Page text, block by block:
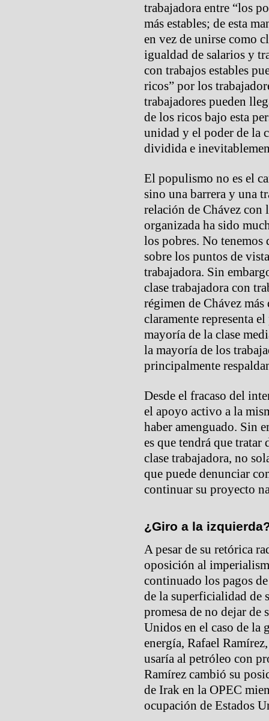
trabajadora entre “los
más estables; de esta
en vez de unirse como
igualdad de salarios y
con trabajos estables
ricos” por los
trabajadores pueden
de los ricos bajo esta
unidad y el poder de la
dividida e
El populismo no es el
sino una barrera y una
relación de Chávez con
organizada ha sido
los pobres. No
sobre los puntos de
trabajadora. Sin
clase trabajadora con
régimen de Chávez
claramente representa
mayoría de la clase
la mayoría de los
principalmente
Desde el fracaso del
el apoyo activo a la
haber amenguado. Sin
es que tendrá que
clase trabajadora, no
que puede denunciar
continuar su proyecto
¿Giro a la
A pesar de su retórica
oposición al
continuado los pagos
de la superficialidad de
promesa de no dejar de
Unidos en el caso de la
energía, Rafael
usaría al petróleo con
Ramírez cambió su
de Irak en la OPEC
ocupación de Estados